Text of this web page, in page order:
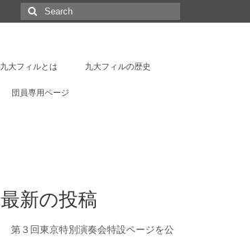
Search
for:
九大フィルとは 九大フィルの歴史
団員専用ページ
最新の投稿
第３回東京特別演奏会特設ページを公